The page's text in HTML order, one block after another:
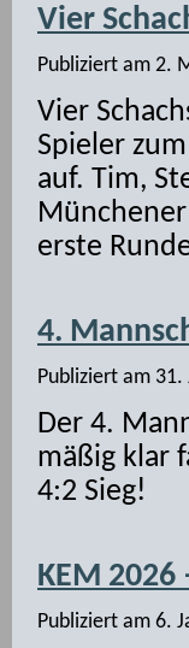
Vier
Publiziert am 2.
Vier
Spieler
auf. Tim,
erste
4.
Publiziert am 31.
Der 4.
mäßig klar
4:2 Sieg!
KEM 2026
Publiziert am 6.